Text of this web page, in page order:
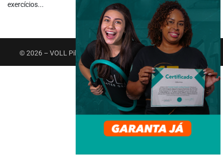
exercícios...
© 2026 – VOLL Pilates Group. Todos os direitos reservados.